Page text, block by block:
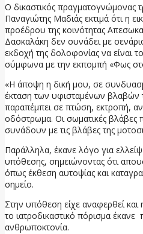
Ο δικαστικός πραγματογνώμονας
Παναγιώτης Μαδιάς εκτιμά ότι η
προέδρου της κοινότητας
Δασκαλάκη δεν συνάδει με
εκδοχή της δολοφονίας να είναι
σύμφωνα με την εκπομπή «Φως
«Η άποψη η δική μου, σε
έκταση των υφισταμένων βλαβών
παραπέμπει σε πτώση, εκτροπή,
οδόστρωμα. Οι σωματικές βλάβες
συνάδουν με τις βλάβες της
Παράλληλα, έκανε λόγο για
υπόθεσης, σημειώνοντας ότι
όπως έκθεση αυτοψίας και
σημείο.
Στην υπόθεση είχε αναφερθεί
το ιατροδικαστικό πόρισμα
ανθρωποκτονία.